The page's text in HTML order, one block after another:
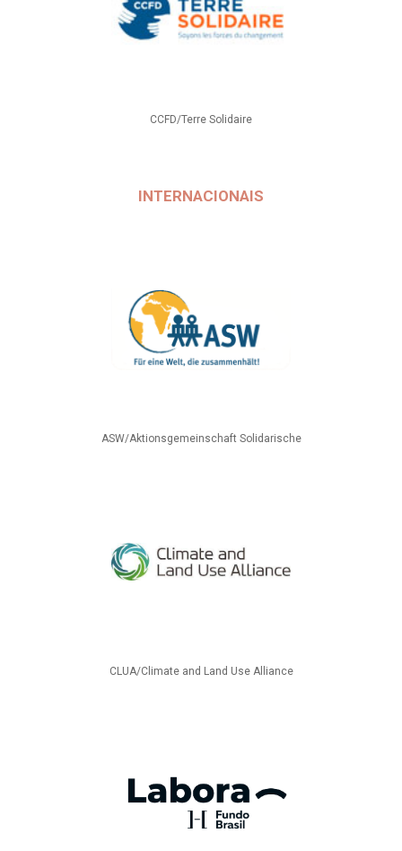
CCFD/Terre Solidaire
INTERNACIONAIS
ASW/Aktionsgemeinschaft Solidarische
CLUA/Climate and Land Use Alliance